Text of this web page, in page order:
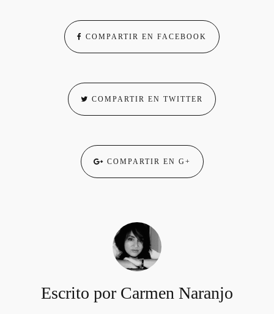
COMPARTIR EN FACEBOOK
COMPARTIR EN TWITTER
COMPARTIR EN G+
Escrito por Carmen Naranjo